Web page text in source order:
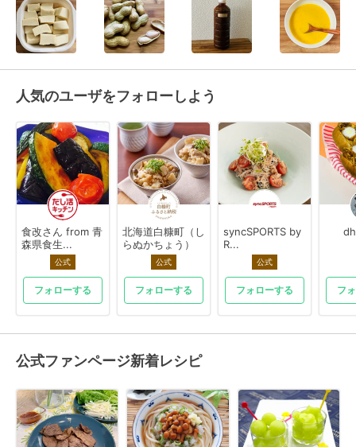
人気のユーザをフォローしよう
食改さん from 青
森県食生...
公式
フォローする
北海道白糠町（し
らぬかちょう）
公式
フォローする
syncSPORTS by
R...
公式
フォローする フ
公式ファンページ新着レシピ